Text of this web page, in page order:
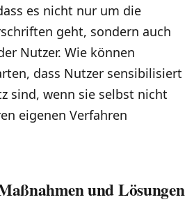
es nicht nur um die
geht, sondern auch
Nutzer. Wie können
dass Nutzer sensibilisiert
sind, wenn sie selbst nicht
eigenen Verfahren
und Lösungen